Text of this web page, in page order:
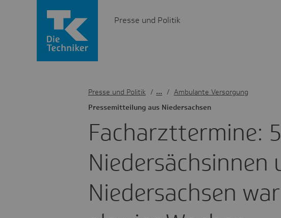
Presse und Politik
Fach­arzt­ter­mine:
Nieder­säch­sinnen
Nieder­sachsen
Pres­se­mit­tei­lung aus Nieder­sachsen
Presse und Politik / Ambulante Versorgung